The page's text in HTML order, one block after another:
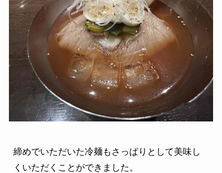
締めでいただいた冷麺もさっぱりとして美味し
くいただくことができました。